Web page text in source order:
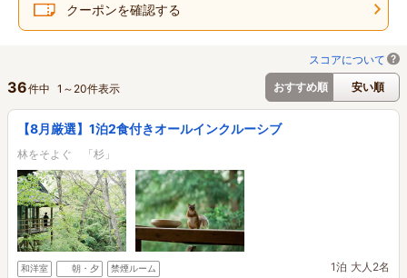
クーポンを確認する
スコアについて
おすすめ順
安い順
36件中 1 ～ 20件表示
【8月厳選】1泊2食付きオールインクルーシブ
林をそよぐ 「杉」
和洋室 朝・夕
禁煙ルーム
1泊 大人2名